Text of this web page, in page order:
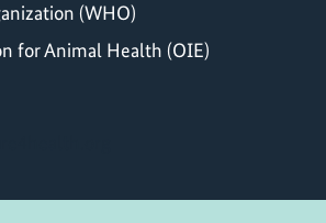
(WHO)
for Animal Health (OIE)